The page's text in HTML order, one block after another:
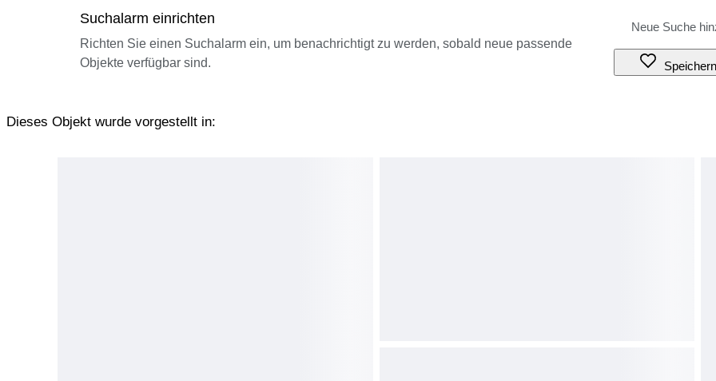
Suchalarm einrichten
Richten Sie einen Suchalarm ein, um benachrichtigt zu werden, sobald neue passende
Objekte verfügbar sind.
Speichern
Dieses Objekt wurde vorgestellt in: